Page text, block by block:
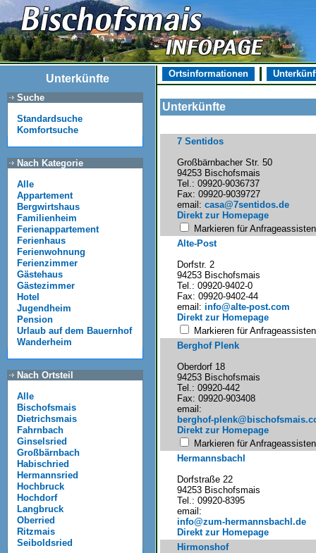
Unterkünfte
Suche
Standardsuche
Komfortsuche
Nach Kategorie
Alle
Appartement
Bergwirtshaus
Familienheim
Ferienappartement
Ferienhaus
Ferienwohnung
Ferienzimmer
Gästehaus
Gästezimmer
Hotel
Jugendheim
Pension
Urlaub auf dem Bauernhof
Wanderheim
Nach Ortsteil
Alle
Bischofsmais
Dietrichsmais
Fahrnbach
Ginselsried
Großbärnbach
Habischried
Hermannsried
Hochbruck
Hochdorf
Langbruck
Oberried
Ritzmais
Seiboldsried
Ortsinformationen
Unterkünfte
7 Sentidos
Großbärnbacher Str. 50
94253 Bischofsmais
Tel.: 09920-9036737
Fax: 09920-9039727
email: casa@7sentidos.de
Direkt zur Homepage
Markieren für
Alte-Post
Dorfstr. 2
94253 Bischofsmais
Tel.: 09920-9402-0
Fax: 09920-9402-44
email: info@alte-post.com
Direkt zur Homepage
Markieren für
Berghof Plenk
Oberdorf 18
94253 Bischofsmais
Tel.: 09920-442
Fax: 09920-903408
email:
berghof-
Direkt zur Homepage
Markieren für
Hermannsbachl
Dorfstraße 22
94253 Bischofsmais
Tel.: 09920-8395
email:
info@zum-hermannsbachl.de
Direkt zur Homepage
Hirmonshof